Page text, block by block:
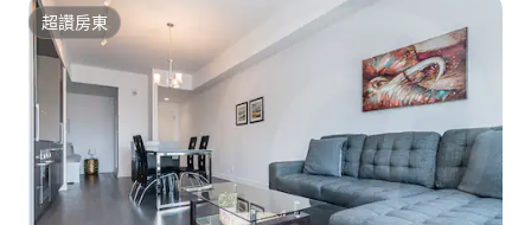
超讚房東
超讚房東